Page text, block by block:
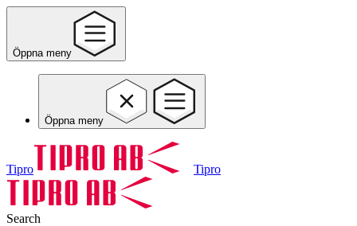
Öppna meny
Öppna meny
Tipro Tipro
Search